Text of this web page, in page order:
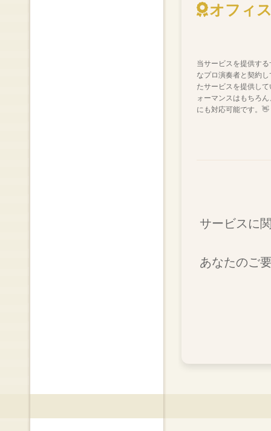
オフィ
当サービスを提供す
なプロ演奏者と契約
たサービスを提供し
ォーマンスはもちろ
にも対応可能です。👋
サービスに
あなたのご